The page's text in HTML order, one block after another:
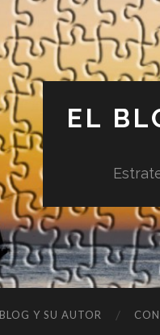
EL
Y SU AUTOR